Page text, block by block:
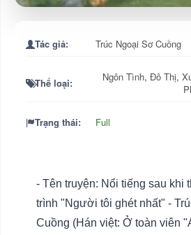
Tác giả: Trúc Ngoại Sơ Cuồng
Thể loại: Ngôn Tình, Đô Thị,
Trạng thái: Full
- Tên truyện: Nổi tiếng sau khi
trình "Người tôi ghét nhất" -
Cuồng (Hán việt: Ở toàn viên